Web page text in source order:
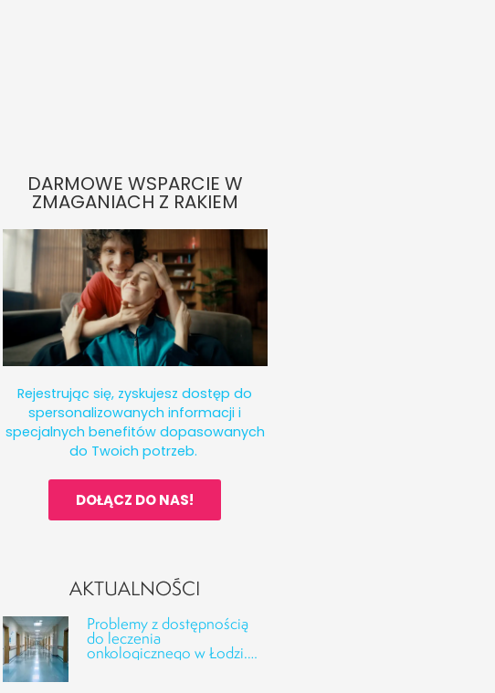
DARMOWE WSPARCIE W
ZMAGANIACH Z RAKIEM
Rejestrując się, zyskujesz dostęp do
spersonalizowanych informacji i
specjalnych benefitów dopasowanych
do Twoich potrzeb.
DOŁĄCZ DO NAS!
AKTUALNOŚCI
Problemy z dostępnością
do leczenia
onkologicznego w Łodzi.
Odpowiedzi CSK UMED